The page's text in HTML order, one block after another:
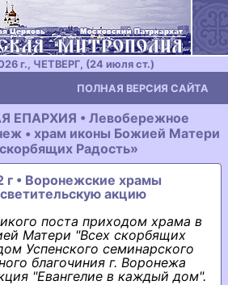
г., ЧЕТВЕРГ, (24 июля ст.)
ПОЛНАЯ ВЕРСИЯ САЙТА
ЕПАРХИЯ • Левобережное
• храм иконы Божией Матери
Радость»
г • Воронежские храмы
акцию
поста приходом храма в
Матери "Всех скорбящих
Успенского семинарского
благочиния г. Воронежа
"Евангелие в каждый дом".